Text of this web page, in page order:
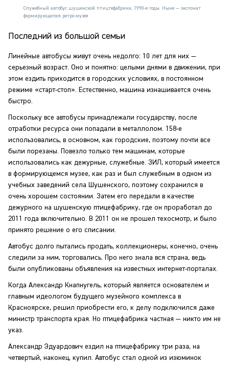
Служебный автобус шушенской птицтефабрики, 1990-е годы. Ныне — экспонат
формирующегося ретро-музея
Последний из большой семьи
Линейные автобусы живут очень недолго: 10 лет для них —
серьезный возраст. Оно и понятно: целыми днями в движении, при
этом ездить приходится в городских условиях, в постоянном
режиме «старт-стоп». Естественно, машина изнашивается очень
быстро.
Поскольку все автобусы принадлежали государству, после
отработки ресурса они попадали в металлолом. 158-е
использовались, в основном, как городские, поэтому почти все
были порезаны. Повезло только тем машинам, которые
использовались как дежурные, служебные. ЗИЛ, который имеется
в формирующемся музее, как раз и был служебным в одном из
учебных заведений села Шушенского, поэтому сохранился в
очень хорошем состоянии. Затем его передали в качестве
дежурного на шушенскую птицефабрику, где он проработал до
2011 года включительно. В 2011 он не прошел техосмотр, и было
принято решение о его списании.
Автобус долго пытались продать, коллекционеры, конечно, очень
следили за ним, торговались. Про него знала вся страна, ведь
были опубликованы объявления на известных интернет-порталах.
Когда Александр Кнапнугель, который является основателем и
главным идеологом будущего музейного комплекса в
Красноярске, решил приобрести его, к делу подключился даже
министр транспорта края. Но птицефабрика частная — никто им не
указ.
Александр Эдуардович ездил на птицефабрику три раза, на
четвертый, наконец, купил. Автобус стал одной из изюминок